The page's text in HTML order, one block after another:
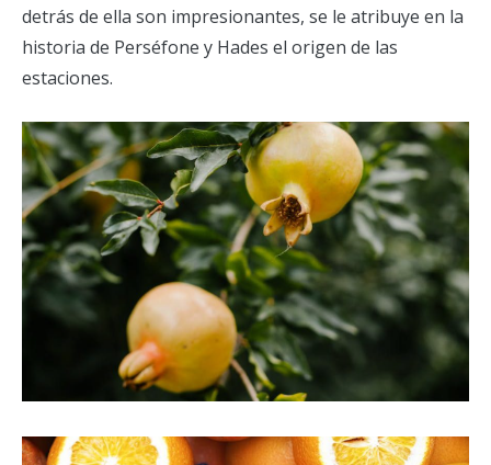
detrás de ella son impresionantes, se le atribuye en la
historia de Perséfone y Hades el origen de las
estaciones.